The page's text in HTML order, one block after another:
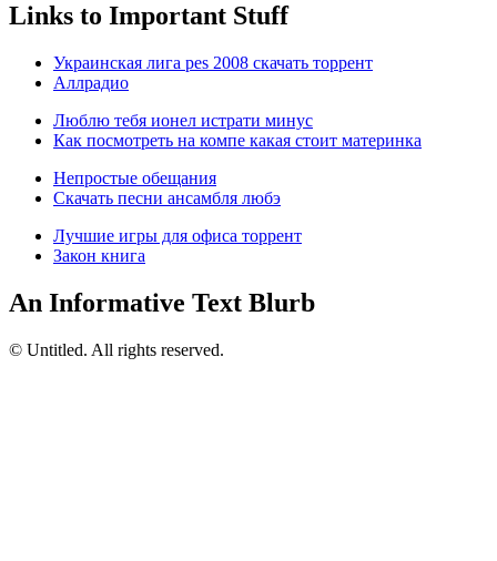
Links to Important Stuff
Украинская лига pes 2008 скачать торрент
Аллрадио
Люблю тебя ионел истрати минус
Как посмотреть на компе какая стоит материнка
Непростые обещания
Скачать песни ансамбля любэ
Лучшие игры для офиса торрент
Закон книга
An Informative Text Blurb
© Untitled. All rights reserved.